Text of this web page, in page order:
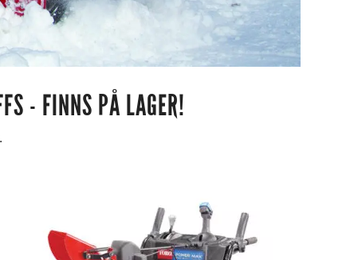
- FINNS PÅ LAGER!